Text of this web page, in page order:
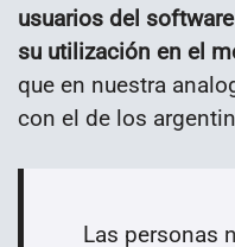
usuarios del
su utilización en el
que en nuestra
con el de los
Las personas